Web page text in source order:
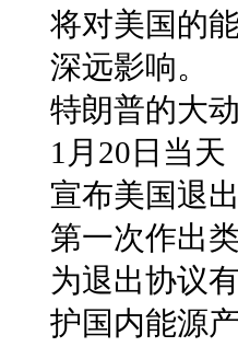
将对美国的
深远影响。
特朗普的大
1月20日当
宣布美国退
第一次作出
为退出协议
护国内能源